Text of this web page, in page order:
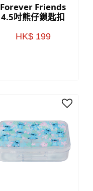
Forever Friends
4.5吋熊仔鎖匙扣
HK$ 199